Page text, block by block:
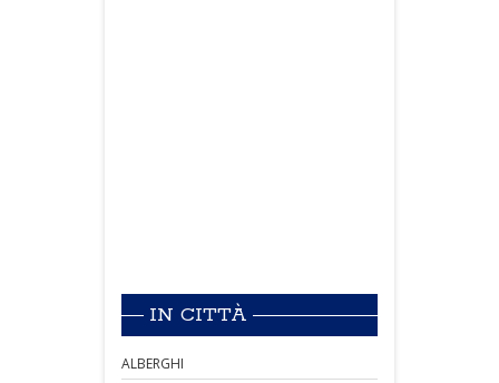
IN CITTÀ
ALBERGHI